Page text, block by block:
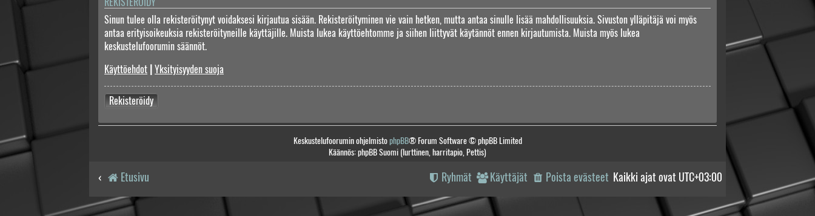
Sinun tulee olla rekisteröitynyt voidaksesi kirjautua sisään. Rekisteröityminen vie vain hetken, mutta antaa sinulle lisää mahdollisuuksia. Sivuston ylläpitäjä voi myös
antaa erityisoikeuksia rekisteröityneille käyttäjille. Muista lukea käyttöehtomme ja siihen liittyvät käytännöt ennen kirjautumista. Muista myös lukea
keskustelufoorumin säännöt.
Käyttöehdot | Yksityisyyden suoja
Rekisteröidy
Keskustelufoorumin ohjelmistophpBB® Forum Software © phpBB Limited
Käännös: phpBB Suomi (lurttinen, harritapio, Pettis)
Etusivu Kaikki ajat ovat UTC+03:00
Poista evästeet
Käyttäjät
Ryhmät